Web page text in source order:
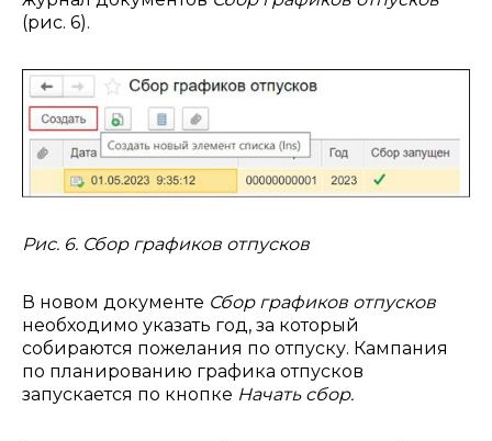
(рис. 6).
Рис. 6. Сбор графиков отпусков
В новом документе Сбор графиков отпусков
необходимо указать год, за который
собираются пожелания по отпуску. Кампания
по планированию графика отпусков
запускается по кнопке Начать сбор.